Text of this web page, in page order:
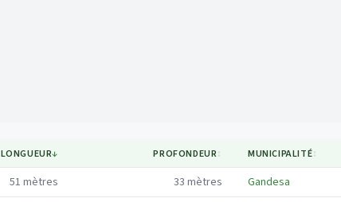
LONGUEUR↓ PROFONDEUR↕ MUNICIPALITÉ↕
51 mètres 33 mètres Gandesa